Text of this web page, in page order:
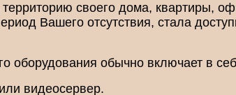
своего дома, квартиры,
Вашего отсутствия, стала
оборудования обычно включает в
видеосервер.